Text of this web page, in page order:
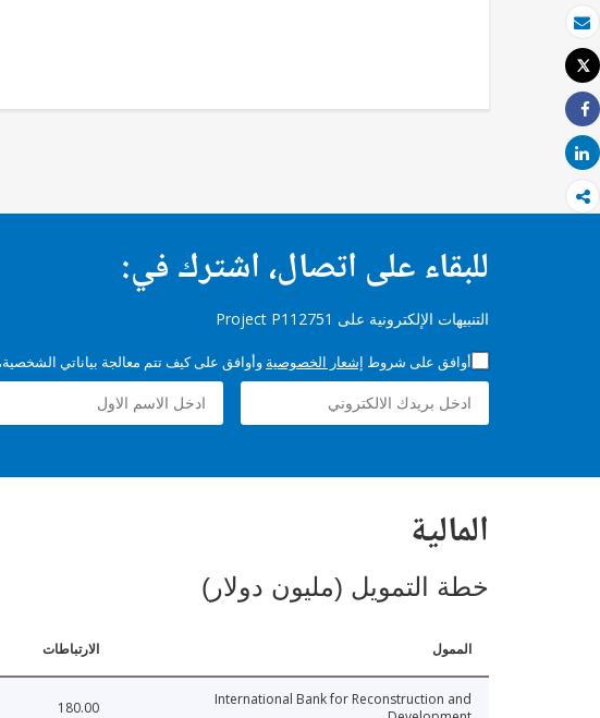
بريد الكتروني
طباعة
Tweet
Share
Share
للبقاء على اتصال، اشترك في:
التنبيهات الإلكترونية على Project P112751
أوافق على شروط إشعار الخصوصية وأوافق على كيف تتم معالجة بياناتي الشخصية،
المالية
خطة التمويل (مليون دولار)
الممول الارتباطات
International Bank for Reconstruction and
180.00